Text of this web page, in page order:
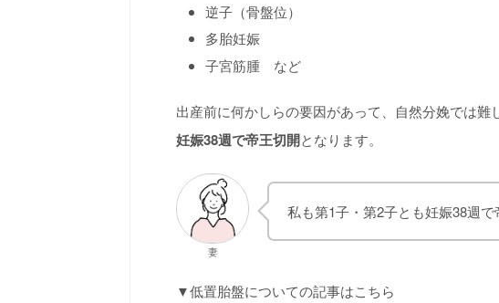
逆子（骨盤位）
多胎妊娠
子宮筋腫 など
出産前に何かしらの要因があって、自然分娩では
妊娠38週で帝王切開となります。
妻
私も第1子・第2子とも妊娠38週
▼低置胎盤についての記事はこちら